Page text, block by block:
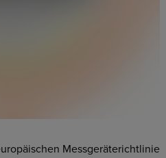
Messgeräterichtlinie